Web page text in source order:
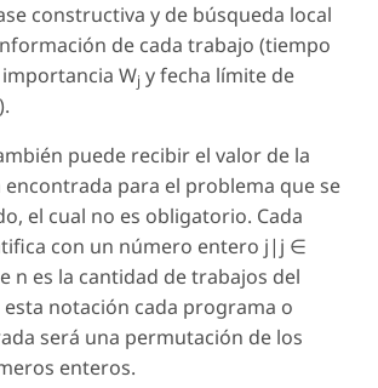
constructiva y de búsqueda local
de cada trabajo (tiempo
importancia Wj y fecha límite de
).
puede recibir el valor de la
para el problema que se
el cual no es obligatorio. Cada
con un número entero j| j ∈
n es la cantidad de trabajos del
notación cada programa o
será una permutación de los
enteros.